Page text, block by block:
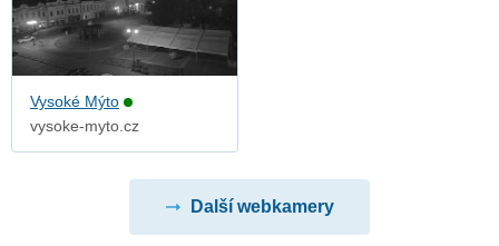
Vysoké Mýto
vysoke-myto.cz
Další webkamery